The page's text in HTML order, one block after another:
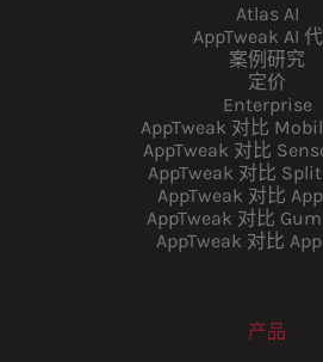
Atlas AI
AppTweak AI
案例研究
定价
Enterprise
AppTweak 对比
AppTweak 对比
AppTweak 对比
AppTweak 对比
AppTweak 对比
AppTweak 对比
产品